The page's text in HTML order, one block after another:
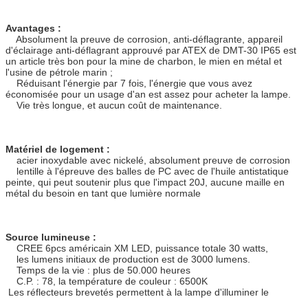
Avantages :
Absolument la preuve de corrosion, anti-déflagrante, appareil
d'éclairage anti-déflagrant approuvé par ATEX de DMT-30 IP65 est
un article très bon pour la mine de charbon, le mien en métal et
l'usine de pétrole marin ;
Réduisant l'énergie par 7 fois, l'énergie que vous avez
économisée pour un usage d'an est assez pour acheter la lampe.
Vie très longue, et aucun coût de maintenance.
Matériel de logement :
acier inoxydable avec nickelé, absolument preuve de corrosion
lentille à l'épreuve des balles de PC avec de l'huile antistatique
peinte, qui peut soutenir plus que l'impact 20J, aucune maille en
métal du besoin en tant que lumière normale
Source lumineuse :
CREE 6pcs américain XM LED, puissance totale 30 watts,
les lumens initiaux de production est de 3000 lumens.
Temps de la vie : plus de 50.000 heures
C.P. : 78, la température de couleur : 6500K
Les réflecteurs brevetés permettent à la lampe d'illuminer le